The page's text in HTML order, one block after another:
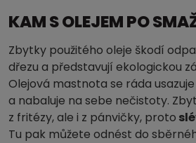
KAM S OLEJEM PO
Zbytky použitého oleje škodí
dřezu a představují ekologickou
Olejová mastnota se ráda
a nabaluje na sebe nečistoty.
z fritézy, ale i z pánvičky, proto
Tu pak můžete odnést do